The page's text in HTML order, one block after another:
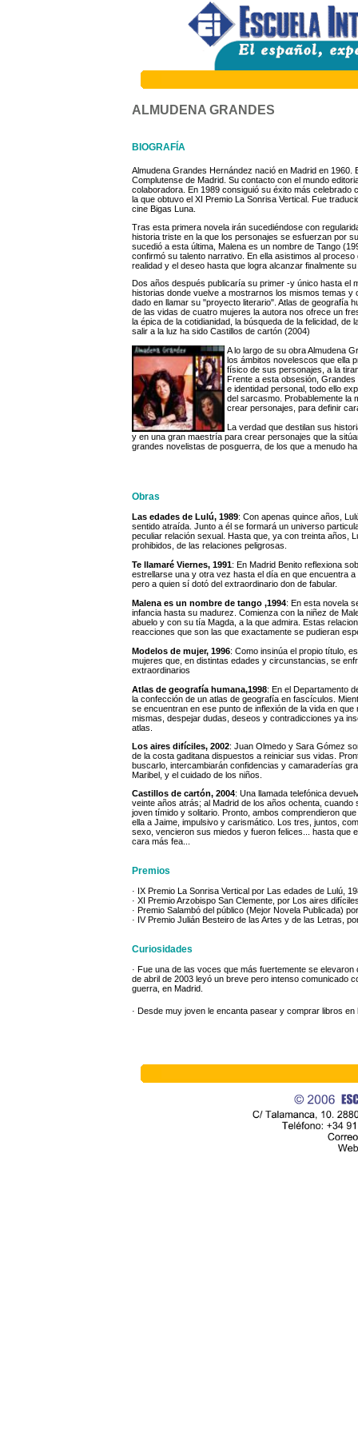
ALMUDENA GRANDES
BIOGRAFÍA
Almudena Grandes Hernández nació en Madrid en
Complutense de Madrid. Su contacto con el mundo
colaboradora. En 1989 consiguió su éxito más
la que obtuvo el XI Premio La Sonrisa Vertical. Fue
cine Bigas Luna.
Tras esta primera novela irán sucediéndose con
historia triste en la que los personajes se esfuerzan por
sucedió a esta última, Malena es un nombre de Tango
confirmó su talento narrativo. En ella asistimos al
realidad y el deseo hasta que logra alcanzar finalmente
Dos años después publicaría su primer -y único hasta el
historias donde vuelve a mostrarnos los mismos temas
dado en llamar su "proyecto literario". Atlas de geografía
de las vidas de cuatro mujeres la autora nos ofrece un
la épica de la cotidianidad, la búsqueda de la felicidad,
salir a la luz ha sido Castillos de cartón (2004)
A lo largo de su obra Almudena
los ámbitos novelescos que ella
físico de sus personajes, a la
Frente a esta obsesión,
e identidad personal, todo ello
del sarcasmo. Probablemente la
crear personajes, para definir
La verdad que destilan sus
y en una gran maestría para crear personajes que la
grandes novelistas de posguerra, de los que a menudo
Obras
Las edades de Lulú, 1989: Con apenas quince años,
sentido atraída. Junto a él se formará un universo
peculiar relación sexual. Hasta que, ya con treinta años,
prohibidos, de las relaciones peligrosas.
Te llamaré Viernes, 1991: En Madrid Benito reflexiona
estrellarse una y otra vez hasta el día en que encuentra
pero a quien sí dotó del extraordinario don de fabular.
Malena es un nombre de tango ,1994: En esta novela
infancia hasta su madurez. Comienza con la niñez de
abuelo y con su tía Magda, a la que admira. Estas
reacciones que son las que exactamente se pudieran
Modelos de mujer, 1996: Como insinúa el propio título,
mujeres que, en distintas edades y circunstancias, se
extraordinarios
Atlas de geografía humana,1998: En el Departamento
la confección de un atlas de geografía en fascículos.
se encuentran en ese punto de inflexión de la vida en
mismas, despejar dudas, deseos y contradicciones ya
atlas.
Los aires difíciles, 2002: Juan Olmedo y Sara Gómez
de la costa gaditana dispuestos a reiniciar sus vidas.
buscarlo, intercambiarán confidencias y camaraderías
Maribel, y el cuidado de los niños.
Castillos de cartón, 2004: Una llamada telefónica
veinte años atrás; al Madrid de los años ochenta,
joven tímido y solitario. Pronto, ambos comprendieron
ella a Jaime, impulsivo y carismático. Los tres, juntos,
sexo, vencieron sus miedos y fueron felices... hasta que
cara más fea...
Premios
· IX Premio La Sonrisa Vertical por Las edades de Lulú,
· XI Premio Arzobispo San Clemente, por Los aires
· Premio Salambó del público (Mejor Novela Publicada)
· IV Premio Julián Besteiro de las Artes y de las Letras,
Curiosidades
· Fue una de las voces que más fuertemente se
de abril de 2003 leyó un breve pero intenso comunicado
guerra, en Madrid.
· Desde muy joven le encanta pasear y comprar libros